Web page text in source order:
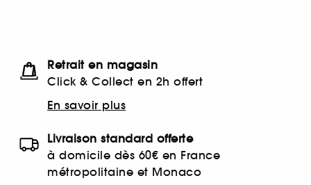
Retrait en magasin
Click & Collect en 2h offert
En savoir plus
Livraison standard offerte
à domicile dès 60€ en France
métropolitaine et Monaco